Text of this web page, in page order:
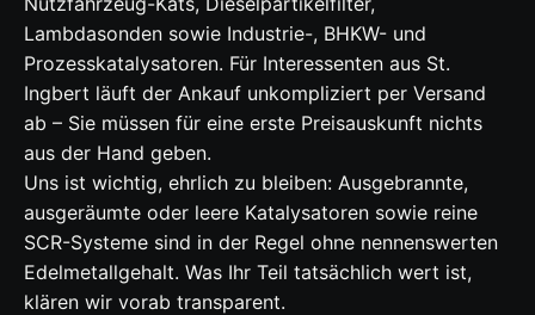
Lambdasonden sowie Industrie-, BHKW- und
Prozesskatalysatoren. Für Interessenten aus St.
Ingbert läuft der Ankauf unkompliziert per Versand
ab – Sie müssen für eine erste Preisauskunft nichts
aus der Hand geben.
Uns ist wichtig, ehrlich zu bleiben: Ausgebrannte,
ausgeräumte oder leere Katalysatoren sowie reine
SCR-Systeme sind in der Regel ohne nennenswerten
Edelmetallgehalt. Was Ihr Teil tatsächlich wert ist,
klären wir vorab transparent.